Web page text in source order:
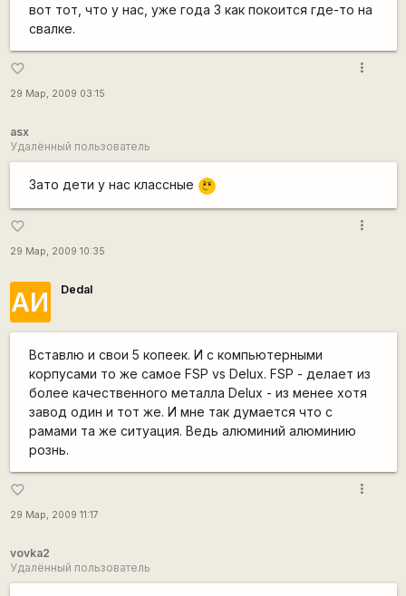
вот тот, что у нас, уже года 3 как покоится где-то на
свалке.
favorite_border
29 Мар, 2009 03:15
more_vert
asx
Удалённый пользователь
Зато дети у нас классные
\m
/
favorite_border
29 Мар, 2009 10:35
more_vert
АИ Dedal
Вставлю и свои 5 копеек. И с компьютерными
корпусами то же самое FSP vs Delux. FSP - делает из
более качественного металла Delux - из менее хотя
завод один и тот же. И мне так думается что с
рамами та же ситуация. Ведь алюминий алюминию
рознь.
favorite_border
29 Мар, 2009 11:17
more_vert
vovka2
Удалённый пользователь